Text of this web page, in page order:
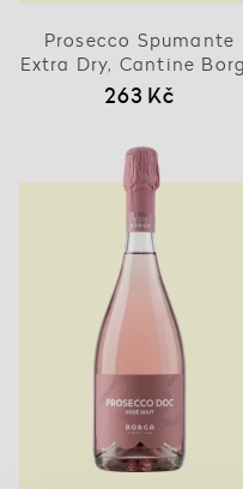
Prosecco Spumante
Extra Dry, Cantine
263 Kč